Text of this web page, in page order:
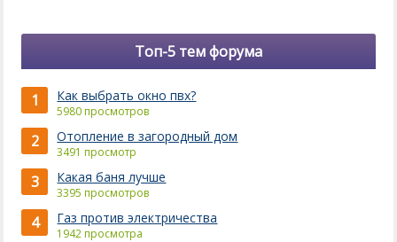
Топ-5 тем форума
1 Как выбрать окно пвх?
5980 просмотров
2 Отопление в загородный дом
3491 просмотр
3 Какая баня лучше
3395 просмотров
4 Газ против электричества
1942 просмотра